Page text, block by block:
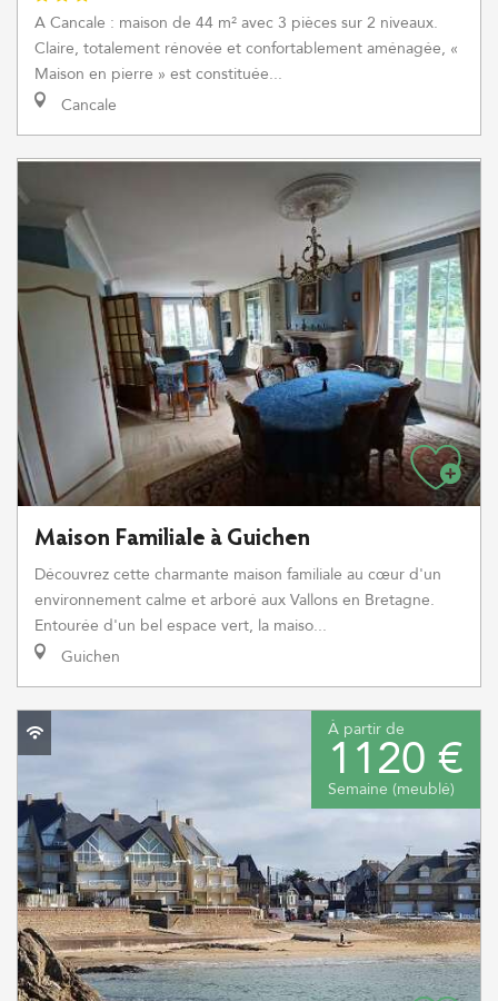
A Cancale : maison de 44 m² avec 3 pièces sur 2 niveaux.
Claire, totalement rénovée et confortablement aménagée, «
Maison en pierre » est constituée...
Cancale
Maison Familiale à Guichen
Découvrez cette charmante maison familiale au cœur d'un
environnement calme et arboré aux Vallons en Bretagne.
Entourée d'un bel espace vert, la maiso...
Guichen
À partir de
1120 €
Semaine (meublé)